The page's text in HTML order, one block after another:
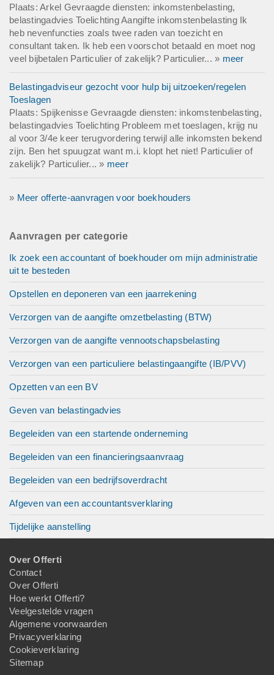
Plaats: Arkel Gevraagde diensten: inkomstenbelasting,
belastingadvies Toelichting Aangifte inkomstenbelasting Ik
heb nevenfuncties zoals twee raden van toezicht en
consultant taken. Ik heb een voorschot betaald en moet nog
veel bijbetalen Particulier of zakelijk? Particulier... » meer
Belastingadviseur gezocht voor hulp bij uitzoeken/regelen
Toeslagen
Plaats: Spijkenisse Gevraagde diensten: inkomstenbelasting,
belastingadvies Toelichting Probleem met toeslagen, krijg nu
al voor 3/4e keer terugvordering terwijl alle inkomsten bekend
zijn. Ben het spuugzat want m.i. klopt het niet! Particulier of
zakelijk? Particulier... » meer
» Meer offerte-aanvragen voor boekhouders
Aanvragen per categorie
Ik zoek een accountant of boekhouder om mijn administratie
uit te besteden
Opstellen en deponeren van een jaarrekening
Verzorgen van de aangifte omzetbelasting (BTW)
Verzorgen van de aangifte vennootschapsbelasting
Verzorgen van een particuliere belastingaangifte (IB/PVV)
Opzetten van een BV
Geven van belastingadvies
Begeleiden van een startende onderneming
Begeleiden van een financieringsaanvraag
Begeleiden van een bedrijfsoverdracht
Afgeven van een accountantsverklaring
Tijdelijke aanstelling
Over Offerti
Contact
Over Offerti
Hoe werkt Offerti?
Veelgestelde vragen
Algemene voorwaarden
Privacyverklaring
Cookieverklaring
Sitemap